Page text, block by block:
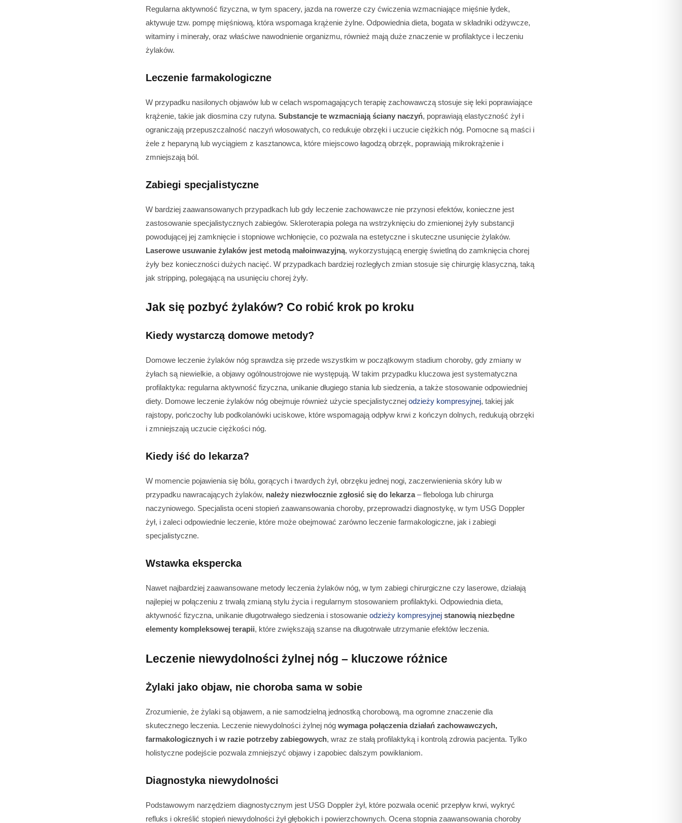
Regularna aktywność fizyczna, w tym spacery, jazda na rowerze czy ćwiczenia wzmacniające mięśnie łydek,
aktywuje tzw. pompę mięśniową, która wspomaga krążenie żylne. Odpowiednia dieta, bogata w składniki odżywcze,
witaminy i minerały, oraz właściwe nawodnienie organizmu, również mają duże znaczenie w profilaktyce i leczeniu
żylaków.
Leczenie farmakologiczne
W przypadku nasilonych objawów lub w celach wspomagających terapię zachowawczą stosuje się leki poprawiające
krążenie, takie jak diosmina czy rutyna. Substancje te wzmacniają ściany naczyń, poprawiają elastyczność żył i
ograniczają przepuszczalność naczyń włosowatych, co redukuje obrzęki i uczucie ciężkich nóg. Pomocne są maści i
żele z heparyną lub wyciągiem z kasztanowca, które miejscowo łagodzą obrzęk, poprawiają mikrokrążenie i
zmniejszają ból.
Zabiegi specjalistyczne
W bardziej zaawansowanych przypadkach lub gdy leczenie zachowawcze nie przynosi efektów, konieczne jest
zastosowanie specjalistycznych zabiegów. Skleroterapia polega na wstrzyknięciu do zmienionej żyły substancji
powodującej jej zamknięcie i stopniowe wchłonięcie, co pozwala na estetyczne i skuteczne usunięcie żylaków.
Laserowe usuwanie żylaków jest metodą małoinwazyjną, wykorzystującą energię świetlną do zamknięcia chorej
żyły bez konieczności dużych nacięć. W przypadkach bardziej rozległych zmian stosuje się chirurgię klasyczną, taką
jak stripping, polegającą na usunięciu chorej żyły.
Jak się pozbyć żylaków? Co robić krok po kroku
Kiedy wystarczą domowe metody?
Domowe leczenie żylaków nóg sprawdza się przede wszystkim w początkowym stadium choroby, gdy zmiany w
żyłach są niewielkie, a objawy ogólnoustrojowe nie występują. W takim przypadku kluczowa jest systematyczna
profilaktyka: regularna aktywność fizyczna, unikanie długiego stania lub siedzenia, a także stosowanie odpowiedniej
diety. Domowe leczenie żylaków nóg obejmuje również użycie specjalistycznej odzieży kompresyjnej, takiej jak
rajstopy, pończochy lub podkolanówki uciskowe, które wspomagają odpływ krwi z kończyn dolnych, redukują obrzęki
i zmniejszają uczucie ciężkości nóg.
Kiedy iść do lekarza?
W momencie pojawienia się bólu, gorących i twardych żył, obrzęku jednej nogi, zaczerwienienia skóry lub w
przypadku nawracających żylaków, należy niezwłocznie zgłosić się do lekarza– flebologa lub chirurga
naczyniowego. Specjalista oceni stopień zaawansowania choroby, przeprowadzi diagnostykę, w tym USG Doppler
żył, i zaleci odpowiednie leczenie, które może obejmować zarówno leczenie farmakologiczne, jak i zabiegi
specjalistyczne.
Wstawka ekspercka
Nawet najbardziej zaawansowane metody leczenia żylaków nóg, w tym zabiegi chirurgiczne czy laserowe, działają
najlepiej w połączeniu z trwałą zmianą stylu życia i regularnym stosowaniem profilaktyki. Odpowiednia dieta,
aktywność fizyczna, unikanie długotrwałego siedzenia i stosowanie odzieży kompresyjnej stanowią niezbędne
elementy kompleksowej terapii, które zwiększają szanse na długotrwałe utrzymanie efektów leczenia.
Leczenie niewydolności żylnej nóg – kluczowe różnice
Żylaki jako objaw, nie choroba sama w sobie
Zrozumienie, że żylaki są objawem, a nie samodzielną jednostką chorobową, ma ogromne znaczenie dla
skutecznego leczenia. Leczenie niewydolności żylnej nóg wymaga połączenia działań zachowawczych,
farmakologicznych i w razie potrzeby zabiegowych, wraz ze stałą profilaktyką i kontrolą zdrowia pacjenta. Tylko
holistyczne podejście pozwala zmniejszyć objawy i zapobiec dalszym powikłaniom.
Diagnostyka niewydolności
Podstawowym narzędziem diagnostycznym jest USG Doppler żył, które pozwala ocenić przepływ krwi, wykryć
refluks i określić stopień niewydolności żył głębokich i powierzchownych. Ocena stopnia zaawansowania choroby